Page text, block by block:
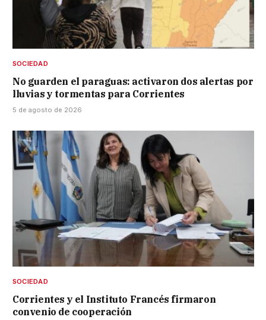
SOCIEDAD
No guarden el paraguas: activaron dos alertas por
lluvias y tormentas para Corrientes
5 de agosto de 2026
SOCIEDAD
Corrientes y el Instituto Francés firmaron
convenio de cooperación